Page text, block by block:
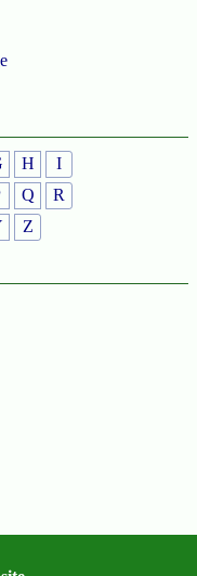
H
I
Q
R
Z